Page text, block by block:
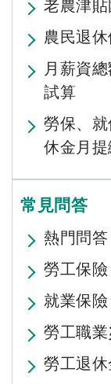
老農津
農民退
月薪資
試算
勞保、
休金月
常見問答
熱門問答
勞工保險
就業保險
勞工職
勞工退休